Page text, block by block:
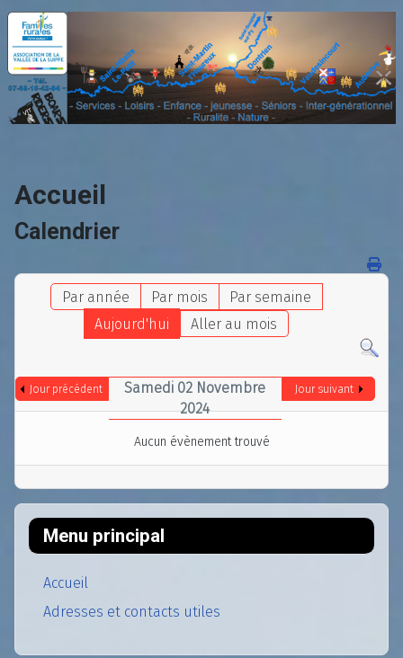
Accueil
Calendrier
Par année Par mois
Par semaine
Aujourd'hui
Aller au mois
Jour précédent
Samedi 02 Novembre
2024
Jour suivant
Aucun évènement trouvé
Menu principal
Accueil
Adresses et contacts utiles